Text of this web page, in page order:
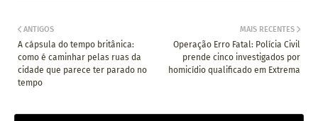
MAIS RECENTES
Operação Erro Fatal: Polícia Civil
prende cinco investigados por
homicídio qualificado em Extrema
ANTIGOS
A cápsula do tempo britânica:
como é caminhar pelas ruas da
cidade que parece ter parado no
tempo